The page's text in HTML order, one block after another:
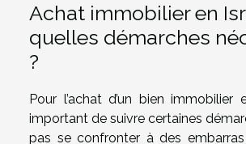
Achat immobilier en
quelles démarches
?
Pour l’achat d’un bien immobilier
important de suivre certaines
pas se confronter à des